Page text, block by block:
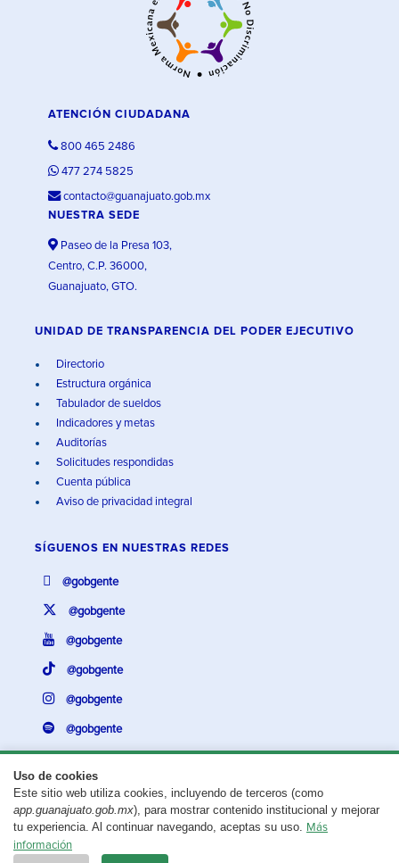
Uso de cookies
Este sitio web utiliza cookies, incluyendo de terceros (como
app.guanajuato.gob.mx), para mostrar contenido institucional y mejorar
tu experiencia. Al continuar navegando, aceptas su uso. Más
información
ATENCIÓN CIUDADANA
800 465 2486
477 274 5825
contacto@guanajuato.gob.mx
NUESTRA SEDE
Paseo de la Presa 103,
Centro, C.P. 36000,
Guanajuato, GTO.
UNIDAD DE TRANSPARENCIA DEL PODER EJECUTIVO
Directorio
Estructura orgánica
Tabulador de sueldos
Indicadores y metas
Auditorías
Solicitudes respondidas
Cuenta pública
Aviso de privacidad integral
SÍGUENOS EN NUESTRAS REDES
@gobgente
@gobgente
@gobgente
@gobgente
@gobgente
@gobgente
¿Existe algún problema con esta página?Repórtalo aquí.
Aviso legal